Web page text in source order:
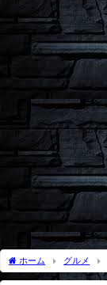
ホーム グルメ
た件｜文京区本郷